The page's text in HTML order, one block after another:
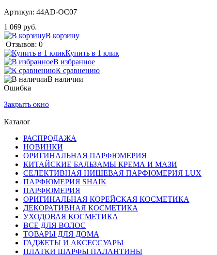
Артикул: 44AD-ОC07
1 069 руб.
В корзину
Отзывов: 0
Купить в 1 клик
В избранное
К сравнению
В наличии
Ошибка
Закрыть окно
Каталог
РАСПРОДАЖА
НОВИНКИ
ОРИГИНАЛЬНАЯ ПАРФЮМЕРИЯ
КИТАЙСКИЕ БАЛЬЗАМЫ КРЕМА И МАЗИ
СЕЛЕКТИВНАЯ НИШЕВАЯ ПАРФЮМЕРИЯ LUX
ПАРФЮМЕРИЯ SHAIK
ПАРФЮМЕРИЯ
ОРИГИНАЛЬНАЯ КОРЕЙСКАЯ КОСМЕТИКА
ДЕКОРАТИВНАЯ КОСМЕТИКА
УХОДОВАЯ КОСМЕТИКА
ВСЕ ДЛЯ ВОЛОС
ТОВАРЫ ДЛЯ ДОМА
ГАДЖЕТЫ И АКСЕССУАРЫ
ПЛАТКИ ШАРФЫ ПАЛАНТИНЫ